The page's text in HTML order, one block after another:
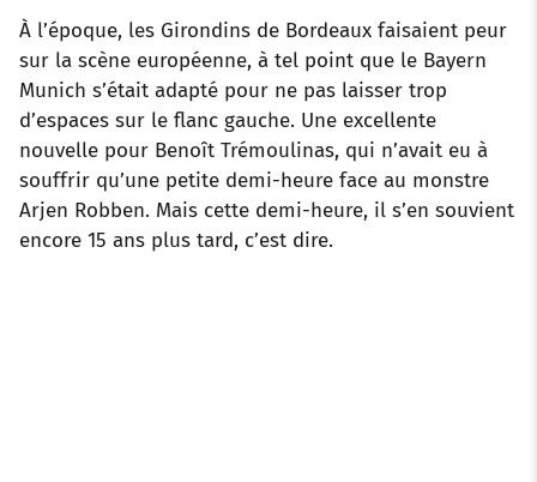
À l’époque, les Girondins de Bordeaux faisaient peur
sur la scène européenne, à tel point que le Bayern
Munich s’était adapté pour ne pas laisser trop
d’espaces sur le flanc gauche. Une excellente
nouvelle pour Benoît Trémoulinas, qui n’avait eu à
souffrir qu’une petite demi-heure face au monstre
Arjen Robben. Mais cette demi-heure, il s’en souvient
encore 15 ans plus tard, c’est dire.